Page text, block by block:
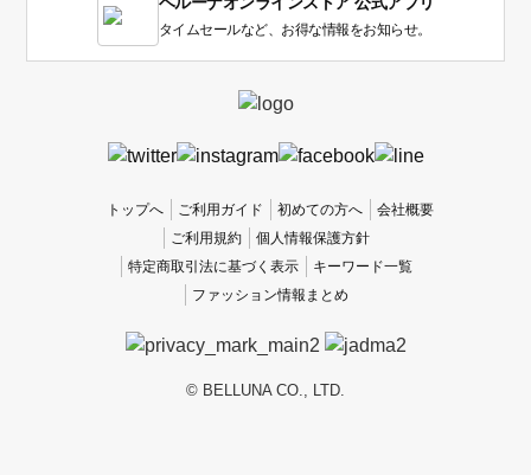
い
タイムセールなど、お得な情報をお知らせ。
トップへ ご利用ガイド 初めての方へ
会社概要
ご利用規約
個人情報保護方針
特定商取引法に基づく表示
キーワード一覧
ファッション情報まとめ
© BELLUNA CO., LTD.